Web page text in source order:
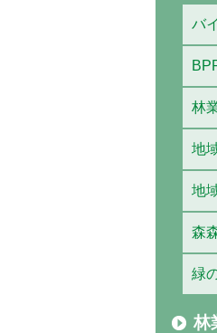
バ
林
地
地
森
緑
林